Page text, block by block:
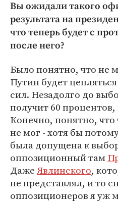
Вы ожидали такого
результата на
что теперь будет с
после него?
Было понятно, что не
Путин будет цепляться
сил. Незадолго до
получит 60 процентов,
Конечно, понятно, что
не мог - хотя бы
была допущена к
оппозиционный там
ДажеЯвлинского,
не представлял, и то
оппозиционеров я уж